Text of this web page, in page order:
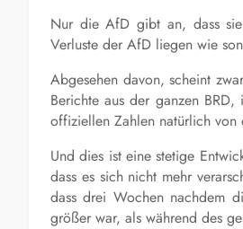
Nur die AfD gibt an, dass
Verluste der AfD liegen wie
Abgesehen davon, scheint
Berichte aus der ganzen
offiziellen Zahlen natürlich von
Und dies ist eine stetige
dass es sich nicht mehr
dass drei Wochen nachdem
größer war, als während des